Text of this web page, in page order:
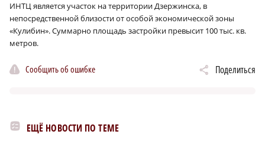
ИНТЦ является участок на территории Дзержинска, в
непосредственной близости от особой экономической зоны
«Кулибин». Суммарно площадь застройки превысит 100 тыс. кв.
метров.
Сообщить об ошибке Поделиться
ЕЩЁ НОВОСТИ ПО ТЕМЕ